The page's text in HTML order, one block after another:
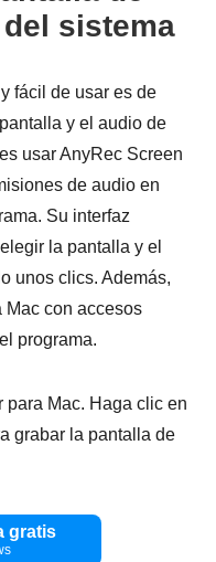
sistema
fácil de usar es de
y el audio de
usar AnyRec Screen
de audio en
Su interfaz
la pantalla y el
unos clics. Además,
Mac con accesos
programa.
para Mac. Haga clic en
grabar la pantalla de
gratis